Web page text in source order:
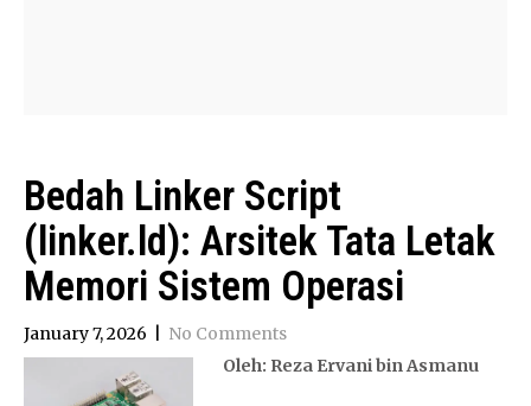
Bedah Linker Script
(linker.ld): Arsitek Tata Letak
Memori Sistem Operasi
January 7, 2026
No Comments
Oleh: Reza Ervani bin Asmanu